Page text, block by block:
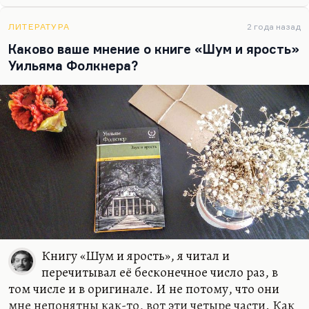
«Голый завтрак», знаете, может быть, потому что
для меня все эти проблемы никогда не
существовали. Уж если на то пошло, лучше
почитать того же Стайрона, который о тех же
американских проблемах говорит гораздо ярче.
ЛИТЕРАТУРА 2 года назад
Каково ваше мнение о книге «Шум и ярость»
Уильяма Фолкнера?
Книгу «Шум и ярость», я читал и
перечитывал её бесконечное число раз, в
том числе и в оригинале. И не потому, что они
мне непонятны как-то, вот эти четыре части. Как